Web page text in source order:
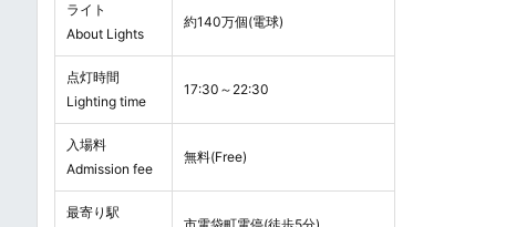
ライト
About Lights
約140万個(電球)
点灯時間
Lighting time
17:30～22:30
入場料
Admission fee
無料(Free)
最寄り駅